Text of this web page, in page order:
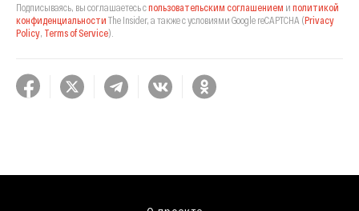
Подписываясь, вы соглашаетесь спользовательским соглашением и политикой
конфиденциальности The Insider, а также с условиями Google reCAPTCHA (Privacy
Policy Terms of Service).